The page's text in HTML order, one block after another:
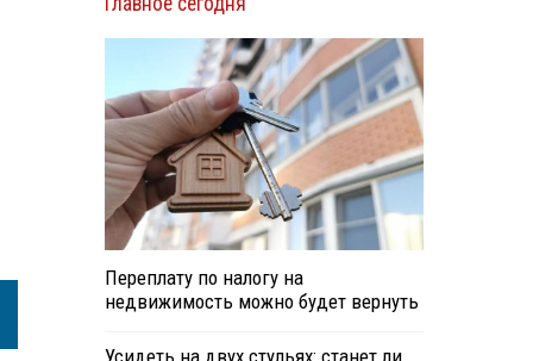
Переплату по налогу на
недвижимость можно будет вернуть